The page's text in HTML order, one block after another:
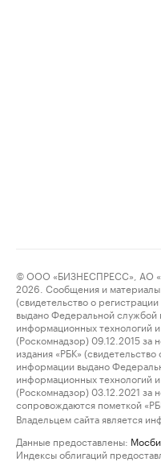
© ООО «БИЗНЕСПРЕСС», АО
2026. Сообщения и материалы
(свидетельство о
выдано Федеральной службой
информационных технологий
(Роскомнадзор) 09.12.2015
издания «РБК»
информации выдано
информационных технологий
(Роскомнадзор) 03.12.2021
сопровождаются пометкой
Владельцем сайта является
Данные предоставлены:
Индексы облигаций